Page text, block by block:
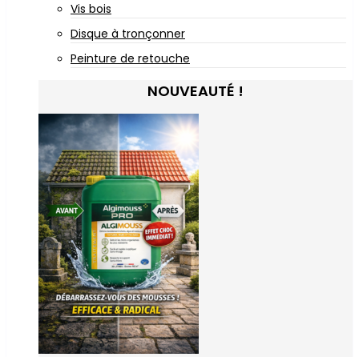
Vis bois
Disque à tronçonner
Peinture de retouche
NOUVEAUTÉ !